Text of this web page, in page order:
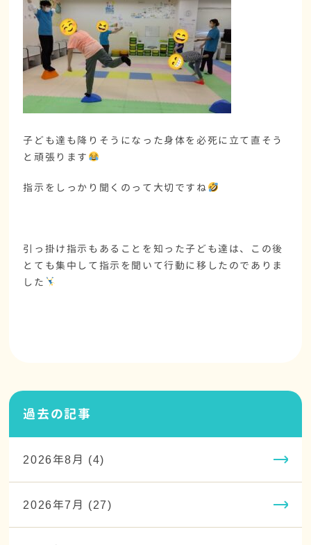
子ども達も降りそうになった身体を必死に立て直そう
と頑張ります
指示をしっかり聞くのって大切ですね
引っ掛け指示もあることを知った子ども達は、この後
とても集中して指示を聞いて行動に移したのでありま
した
過去の記事
2026年8月 (4)
2026年7月 (27)